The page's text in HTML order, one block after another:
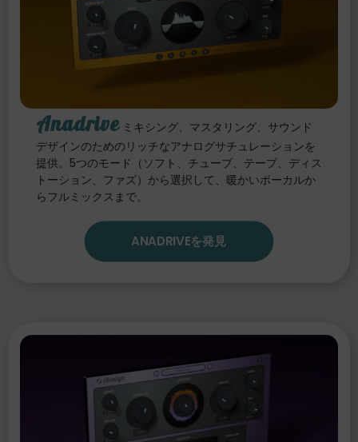
Anadrive ミキシング、マスタリング、サウンド
デザインのためのリッチなアナログサチュレーションを
提供。5つのモード（ソフト、チューブ、テープ、ディス
トーション、ファズ）から選択して、暖かいボーカルか
らフルミックスまで。
ANADRIVEを発見